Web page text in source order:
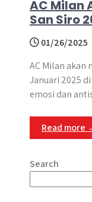
AC Milan
San Siro
01/26/2025
AC Milan akan
Januari 2025
emosi dan
Read more
Search